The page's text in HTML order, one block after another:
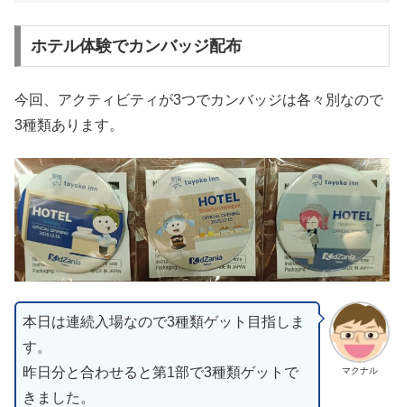
ホテル体験でカンバッジ配布
今回、アクティビティが3つでカンバッジは各々別なので
3種類あります。
マクナル
本日は連続入場なので3種類ゲット目指しま
す。
昨日分と合わせると第1部で3種類ゲットで
きました。